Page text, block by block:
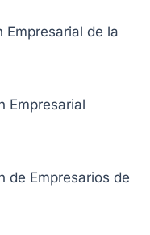
Empresarial de la
Empresarial
de Empresarios de